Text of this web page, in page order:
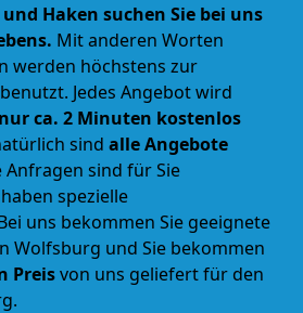
Haken suchen Sie bei uns
Mit anderen Worten
werden höchstens zur
Jedes Angebot wird
ca. 2 Minuten kostenlos
sind alle Angebote
Anfragen sind für Sie
haben spezielle
uns bekommen Sie geeignete
Wolfsburg und Sie bekommen
Preisvon uns geliefert für den